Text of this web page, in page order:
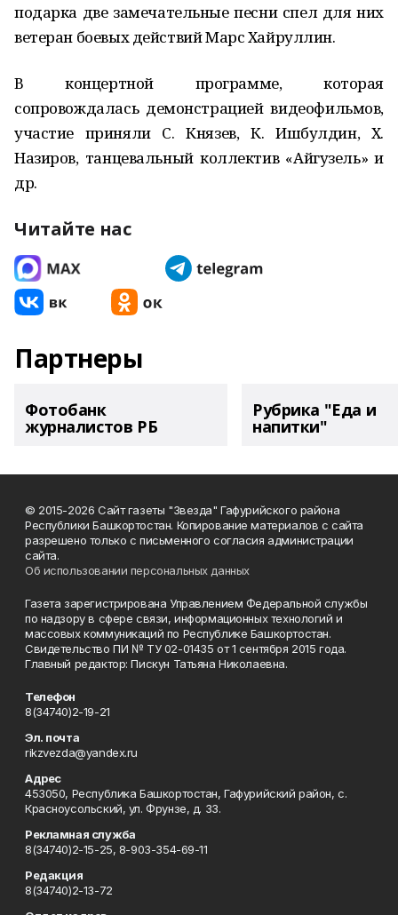
подарка две замечательные песни спел для них
ветеран боевых действий Марс Хайруллин.
В концертной программе, которая
сопровождалась демонстрацией видеофильмов,
участие приняли С. Князев, К. Ишбулдин, Х.
Назиров, танцевальный коллектив «Айгузель» и
др.
Читайте нас
Партнеры
Фотобанк
журналистов РБ
Рубрика "Еда и
напитки"
© 2015-2026 Сайт газеты "Звезда" Гафурийского района
Республики Башкортостан. Копирование материалов с сайта
разрешено только с письменного согласия администрации
сайта.
Об использовании персональных данных
Газета зарегистрирована Управлением Федеральной службы
по надзору в сфере связи, информационных технологий и
массовых коммуникаций по Республике Башкортостан.
Свидетельство ПИ № ТУ 02-01435 от 1 сентября 2015 года.
Главный редактор: Пискун Татьяна Николаевна.
Телефон
8(34740)2-19-21
Эл. почта
rikzvezda@yandex.ru
Адрес
453050, Республика Башкортостан, Гафурийский район, с.
Красноусольский, ул. Фрунзе, д. 33.
Рекламная служба
8(34740)2-15-25, 8-903-354-69-11
Редакция
8(34740)2-13-72